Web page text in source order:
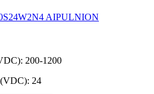
AIPULNION
200-1200
24